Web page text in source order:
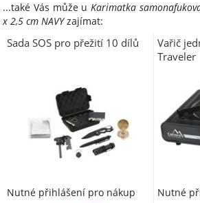
...také Vás může u Karimatka
x 2,5 cm NAVYzajímat:
Sada SOS pro přežití 10 dílů
Nutné přihlášení pro nákup
Vařič
Traveler
Nutné